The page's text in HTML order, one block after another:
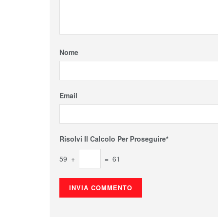
Nome
Email
Risolvi Il Calcolo Per Proseguire*
59 + = 61